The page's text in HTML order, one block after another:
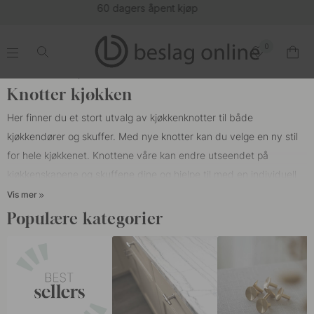
(16154)
.
0
.
Knotter kjøkken
Her finner du et stort utvalg av kjøkkenknotter til både
kjøkkendører og skuffer. Med nye knotter kan du velge en ny stil
for hele kjøkkenet. Knottene våre kan endre utseendet på
følelse på kjøkkenet ditt. Våre knotter passer for alle forskjellige
typer kjøkken, for eksempel HTH-kjøkken, Epoq-kjøkken,
Marbodal, Ballingslöv eller IKEA.
På et kjøkken er det veldig moderne i dag å blande
kjøkkenknotter med
kjøkkenhåndtak
. Noe som er veldig vanlig å
kombinere er skålhåndtak med en oval knott på landkjøkkenet. I
Vis mer
Populære kategorier